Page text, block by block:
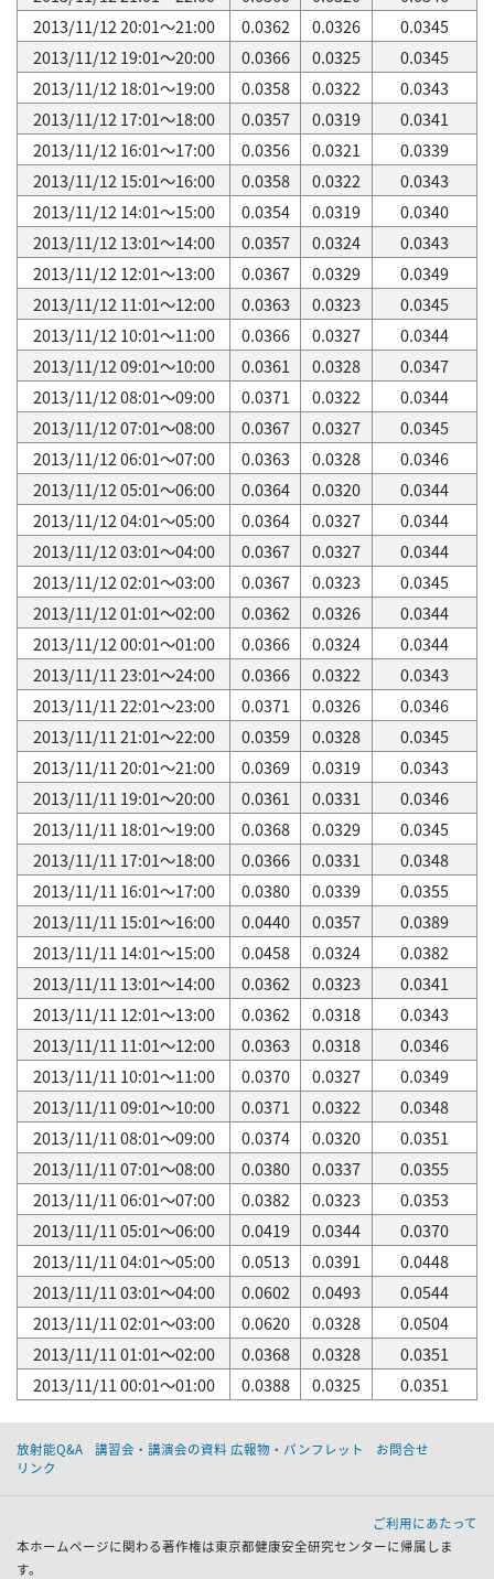
2013/11/12 20:01～21:00
0.0362 0.0326
0.0345
2013/11/12 19:01～20:00
0.0366 0.0325
0.0345
2013/11/12 18:01～19:00
0.0358 0.0322
0.0343
2013/11/12 17:01～18:00
0.0357 0.0319
0.0341
2013/11/12 16:01～17:00
0.0356 0.0321
0.0339
2013/11/12 15:01～16:00
0.0358 0.0322
0.0343
2013/11/12 14:01～15:00
0.0354 0.0319
0.0340
2013/11/12 13:01～14:00
0.0357 0.0324
0.0343
2013/11/12 12:01～13:00
0.0367 0.0329
0.0349
2013/11/12 11:01～12:00
0.0363 0.0323
0.0345
2013/11/12 10:01～11:00
0.0366 0.0327
0.0344
2013/11/12 09:01～10:00
0.0361 0.0328
0.0347
2013/11/12 08:01～09:00
0.0371 0.0322
0.0344
2013/11/12 07:01～08:00
0.0367 0.0327
0.0345
2013/11/12 06:01～07:00
0.0363 0.0328
0.0346
2013/11/12 05:01～06:00
0.0364 0.0320
0.0344
2013/11/12 04:01～05:00
0.0364 0.0327
0.0344
2013/11/12 03:01～04:00
0.0367 0.0327
0.0344
2013/11/12 02:01～03:00
0.0367 0.0323
0.0345
2013/11/12 01:01～02:00
0.0362 0.0326
0.0344
2013/11/12 00:01～01:00
0.0366 0.0324
0.0344
2013/11/11 23:01～24:00
0.0366 0.0322
0.0343
2013/11/11 22:01～23:00
0.0371 0.0326
0.0346
2013/11/11 21:01～22:00
0.0359 0.0328
0.0345
2013/11/11 20:01～21:00
0.0369 0.0319
0.0343
2013/11/11 19:01～20:00
0.0361 0.0331
0.0346
2013/11/11 18:01～19:00
0.0368 0.0329
0.0345
2013/11/11 17:01～18:00
0.0366 0.0331
0.0348
2013/11/11 16:01～17:00
0.0380 0.0339
0.0355
2013/11/11 15:01～16:00
0.0440 0.0357
0.0389
2013/11/11 14:01～15:00
0.0458 0.0324
0.0382
2013/11/11 13:01～14:00
0.0362 0.0323
0.0341
2013/11/11 12:01～13:00
0.0362 0.0318
0.0343
2013/11/11 11:01～12:00
0.0363 0.0318
0.0346
2013/11/11 10:01～11:00
0.0370 0.0327
0.0349
2013/11/11 09:01～10:00
0.0371 0.0322
0.0348
2013/11/11 08:01～09:00
0.0374 0.0320
0.0351
2013/11/11 07:01～08:00
0.0380 0.0337
0.0355
2013/11/11 06:01～07:00
0.0382 0.0323
0.0353
2013/11/11 05:01～06:00
0.0419 0.0344
0.0370
2013/11/11 04:01～05:00
0.0513 0.0391
0.0448
2013/11/11 03:01～04:00
0.0602 0.0493
0.0544
2013/11/11 02:01～03:00
0.0620 0.0328
0.0504
2013/11/11 01:01～02:00
0.0368 0.0328
0.0351
2013/11/11 00:01～01:00
0.0388 0.0325 0.0351
放射能Q&A 講習会・講演会の資料 広報物・パンフレット
お問合せ
リンク
ご利用にあたって
本ホームページに関わる著作権は東京都健康安全研究センターに帰属しま
す。